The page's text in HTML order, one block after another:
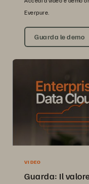
Everpure.
Guarda le demo
VIDEO
Guarda: Il